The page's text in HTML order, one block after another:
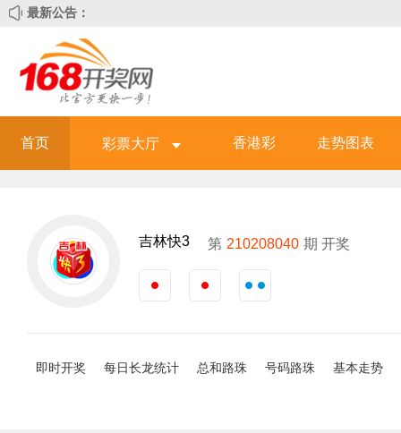
最新公告：
首页 彩票大厅 香港彩 走势图表
吉林快3 第 210208040 期 开奖
即时开奖 每日长龙统计 总和路珠 号码路珠 基本走势